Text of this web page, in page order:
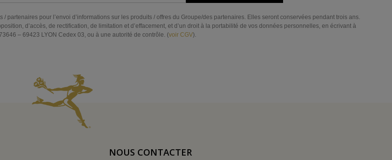
partenaires pour l’envoi d’informations sur les produits / offres du Groupe/des partenaires. Elles seront conservées pendant trois ans.
d’accès, de rectification, de limitation et d’effacement, et d’un droit à la portabilité de vos données personnelles, en écrivant à
– 69423 LYON Cedex 03, ou à une autorité de contrôle. (voir CGV).
NOUS CONTACTER